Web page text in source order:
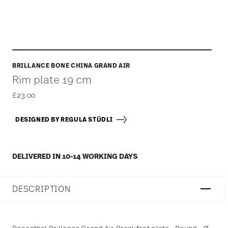
BRILLANCE BONE CHINA GRAND AIR
Rim plate 19 cm
£23.00
DESIGNED BY REGULA STÜDLI
DELIVERED IN 10-14 WORKING DAYS
DESCRIPTION